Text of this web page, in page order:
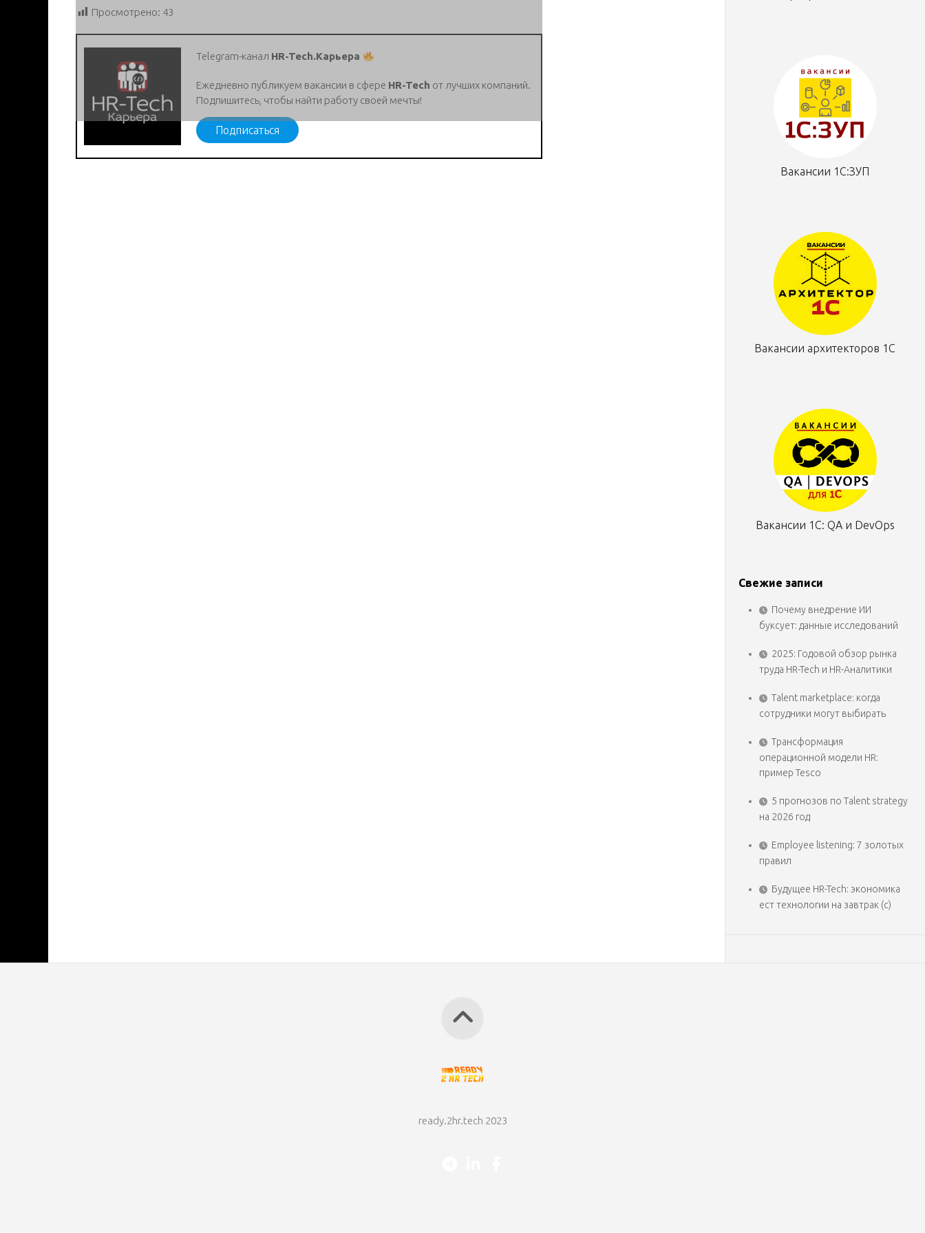
Просмотрено: 43
Telegram-канал HR-Tech.Карьера
Ежедневно публикуем вакансии в сфере HR-Tech от лучших компаний.
Подпишитесь, чтобы найти работу своей мечты!
Подписаться
Вакансии 1С:ЗУП
Вакансии архитекторов 1С
Вакансии 1С: QA и DevOps
Свежие записи
Почему внедрение ИИ
буксует: данные исследований
2025: Годовой обзор рынка
труда HR-Tech и HR-Аналитики
Talent marketplace: когда
сотрудники могут выбирать
Трансформация
операционной модели HR:
пример Tesco
5 прогнозов по Talent strategy
на 2026 год
Employee listening: 7 золотых
правил
Будущее HR-Tech: экономика
ест технологии на завтрак (с)
ready.2hr.tech 2023